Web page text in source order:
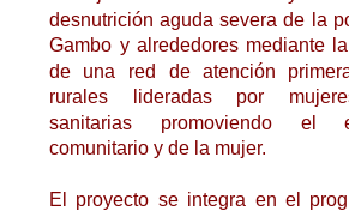
desnutrición aguda severa de la
Gambo y alrededores mediante la
de
una red de atención
rurales
lideradas por
sanitarias
promoviendo el
comunitario y de la mujer.
El proyecto se integra en el